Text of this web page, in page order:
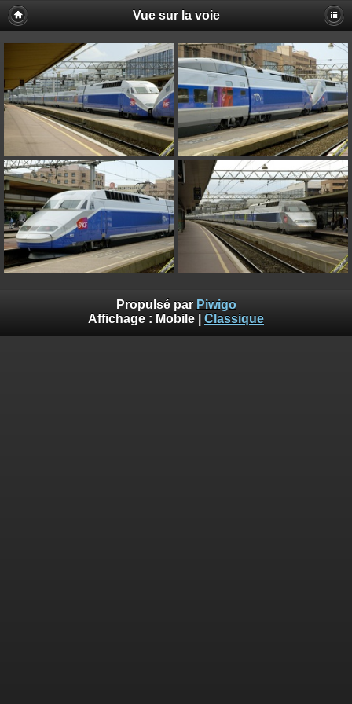
Vue sur la voie
Propulsé par Piwigo
Affichage : Mobile Classique